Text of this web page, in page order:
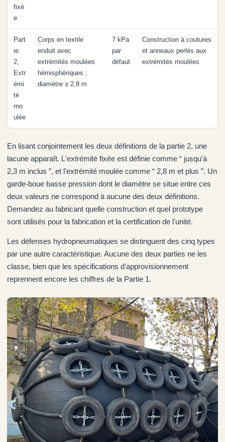
fixé
e
Part
ie
2,
Extr
émi
té
mo
ulée
Corps en textile
enduit avec
extrémités moulées
hémisphériques ;
diamètre ≥ 2,8 m
7 kPa
par
défaut
Construction à coutures
et anneaux perlés aux
extrémités moulées
En lisant conjointement les deux définitions de la partie 2, une
lacune apparaît. L'extrémité fixée est définie comme “ jusqu'à
2,3 m inclus ”, et l'extrémité moulée comme “ 2,8 m et plus ”. Un
garde-boue basse pression dont le diamètre se situe entre ces
deux valeurs ne correspond à aucune des deux définitions.
Demandez au fabricant quelle construction et quel prototype
sont utilisés pour la fabrication et la certification de l'unité.
Les défenses hydropneumatiques se distinguent des cinq types
par une autre caractéristique. Aucune des deux parties ne les
classe, bien que les spécifications d'approvisionnement
reprennent encore les chiffres de la Partie 1.